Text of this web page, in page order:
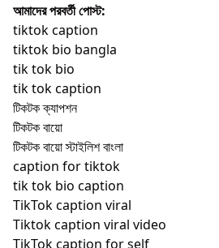
আমাদের পরবর্তী পোস্ট:
tiktok caption
tiktok bio bangla
tik tok bio
tik tok caption
টিকটক ক্যাপশন
টিকটক বায়ো
টিকটক বায়ো স্টাইলিশ বাংলা
caption for tiktok
tik tok bio caption
TikTok caption viral
Tiktok caption viral video
TikTok caption for self